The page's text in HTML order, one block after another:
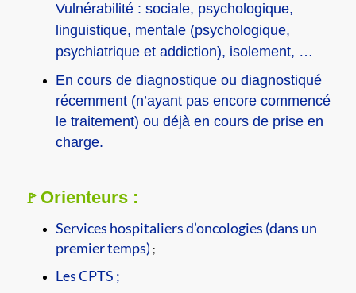
Vulnérabilité : sociale, psychologique,
linguistique, mentale (psychologique,
psychiatrique et addiction), isolement, …
En cours de diagnostique ou diagnostiqué
récemment (n’ayant pas encore commencé
le traitement) ou déjà en cours de prise en
charge.
🚩 Orienteurs :
Services hospitaliers d’oncologies (dans un
premier temps) ;
Les CPTS ;